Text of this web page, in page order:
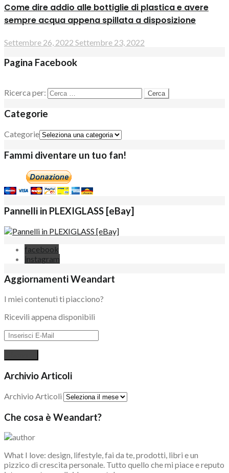
Come dire addio alle bottiglie di plastica e avere
sempre acqua appena spillata a disposizione
Settembre 26, 2022 Settembre 23, 2022
Pagina Facebook
Ricerca per:
Categorie
Categorie
Fammi diventare un tuo fan!
Pannelli in PLEXIGLASS [eBay]
facebook
instagram
Aggiornamenti Weandart
I miei contenuti ti piacciono?
Ricevili appena disponibili
Archivio Articoli
Archivio Articoli
Che cosa è Weandart?
What I love: design, lifestyle, fai da te, prodotti, libri e un
pizzico di crescita personale. Tutto quello che mi piace e reputo